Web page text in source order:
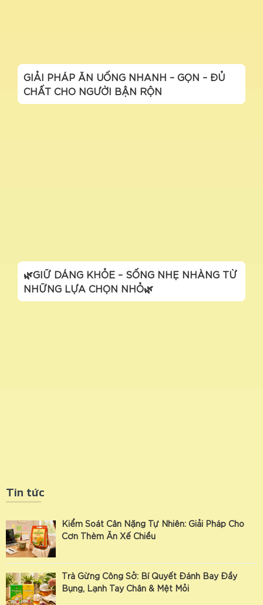
GIẢI PHÁP ĂN UỐNG NHANH – GỌN – ĐỦ
CHẤT CHO NGƯỜI BẬN RỘN
🌿GIỮ DÁNG KHỎE – SỐNG NHẸ NHÀNG TỪ
NHỮNG LỰA CHỌN NHỎ🌿
Tin tức
Kiểm Soát Cân Nặng Tự Nhiên: Giải Pháp Cho
Cơn Thèm Ăn Xế Chiều
Trà Gừng Công Sở: Bí Quyết Đánh Bay Đầy
Bụng, Lạnh Tay Chân & Mệt Mỏi